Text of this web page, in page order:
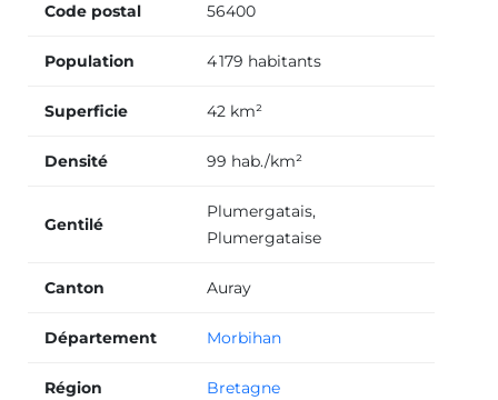
Code postal 56400
Population 4 179 habitants
Superficie 42 km²
Densité 99 hab./km²
Gentilé
Plumergatais,
Plumergataise
Canton Auray
Département Morbihan
Région Bretagne